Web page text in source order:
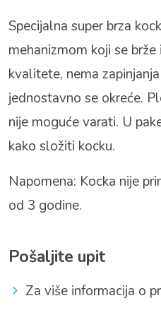
Specijalna super brza
mehanizmom koji se
kvalitete, nema
jednostavno se okreće.
nije moguće varati. U
kako složiti kocku.
Napomena: Kocka nije
od 3 godine.
Pošaljite upit
Za više informacija o